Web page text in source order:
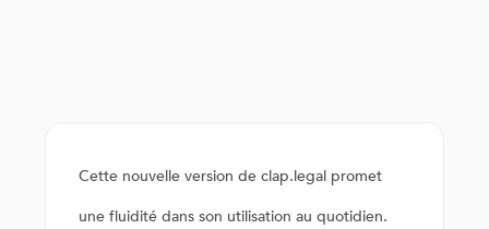
Cette nouvelle version de clap.legal promet
une fluidité dans son utilisation au quotidien.